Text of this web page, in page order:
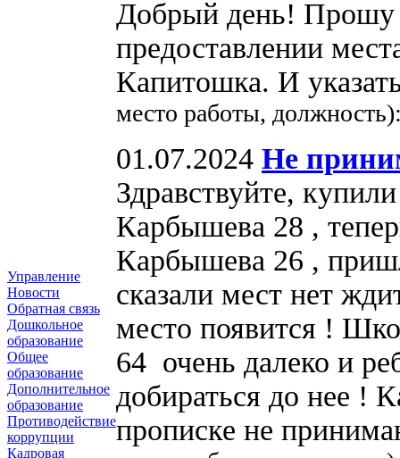
Управление
Новости
Обратная связь
Дошкольное
образование
Общее
образование
Дополнительное
образование
Противодействие
коррупции
Кадровая
Добрый день! Прошу
предоставлении
Капитошка. И
место работы,
01.07.2024 Не
Здравствуйте,
Карбышева 28 ,
Карбышева 26 ,
сказали мест нет
место появится !
64 очень далеко и
добираться до нее !
прописке не